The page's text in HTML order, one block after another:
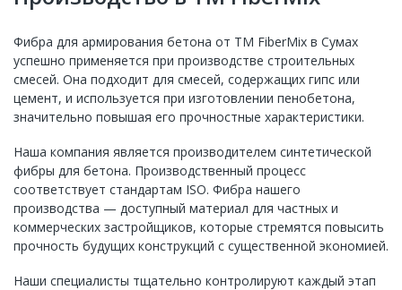
Фибра для армирования бетона от ТМ FiberMix в Сумах
успешно применяется при производстве строительных
смесей. Она подходит для смесей, содержащих гипс или
цемент, и используется при изготовлении пенобетона,
значительно повышая его прочностные характеристики.
Наша компания является производителем синтетической
фибры для бетона. Производственный процесс
соответствует стандартам ISO. Фибра нашего
производства — доступный материал для частных и
коммерческих застройщиков, которые стремятся повысить
прочность будущих конструкций с существенной экономией.
Наши специалисты тщательно контролируют каждый этап